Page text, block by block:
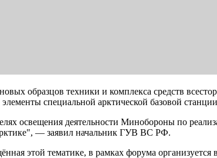
образцов техники и комплекса средств
специальной арктической базовой
освещения деятельности Минобороны по
— заявил начальник ГУВ ВС РФ.
этой тематике, в рамках форума организуется